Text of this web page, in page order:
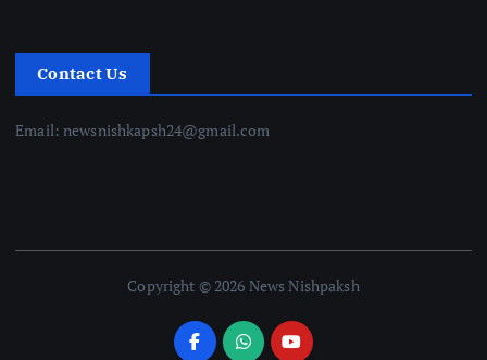
Contact Us
Email: newsnishkapsh24@gmail.com
Copyright © 2026 News Nishpaksh